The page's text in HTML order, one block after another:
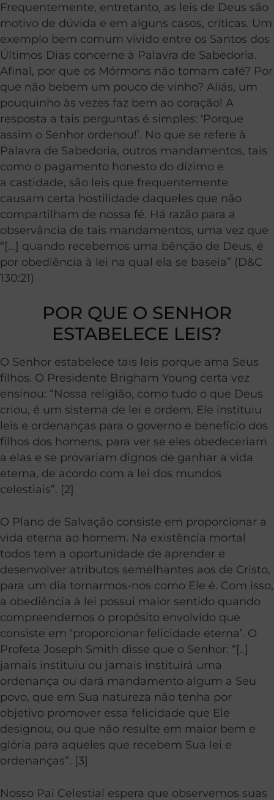
Frequentemente, entretanto, as leis de Deus são
motivo de dúvida e em alguns casos, críticas. Um
exemplo bem comum vivido entre os Santos dos
Últimos Dias concerne à Palavra de Sabedoria.
Afinal, por que os Mórmons não tomam café? Por
que não bebem um pouco de vinho? Aliás, um
pouquinho às vezes faz bem ao coração! A
resposta a tais perguntas é simples: ‘Porque
assim o Senhor ordenou!’. No que se refere à
Palavra de Sabedoria, outros mandamentos, tais
como o pagamento honesto do dízimo e
a castidade, são leis que frequentemente
causam certa hostilidade daqueles que não
compartilham de nossa fé. Há razão para a
observância de tais mandamentos, uma vez que
“[…] quando recebemos uma bênção de Deus, é
por obediência à lei na qual ela se baseia” (D&C
130:21)
POR QUE O SENHOR
ESTABELECE LEIS?
O Senhor estabelece tais leis porque ama Seus
filhos. O Presidente Brigham Young certa vez
ensinou: “Nossa religião, como tudo o que Deus
criou, é um sistema de lei e ordem. Ele instituiu
leis e ordenanças para o governo e benefício dos
filhos dos homens, para ver se eles obedeceriam
a elas e se provariam dignos de ganhar a vida
eterna, de acordo com a lei dos mundos
celestiais”. [2]
O Plano de Salvação consiste em proporcionar a
vida eterna ao homem. Na existência mortal
todos tem a oportunidade de aprender e
desenvolver atributos semelhantes aos de Cristo,
para um dia tornarmos-nos como Ele é. Com isso,
a obediência à lei possui maior sentido quando
compreendemos o propósito envolvido que
consiste em ‘proporcionar felicidade eterna’. O
Profeta Joseph Smith disse que o Senhor: “[..]
jamais instituiu ou jamais instituirá uma
ordenança ou dará mandamento algum a Seu
povo, que em Sua natureza não tenha por
objetivo promover essa felicidade que Ele
designou, ou que não resulte em maior bem e
glória para aqueles que recebem Sua lei e
ordenanças”. [3]
Nosso Pai Celestial espera que observemos suas